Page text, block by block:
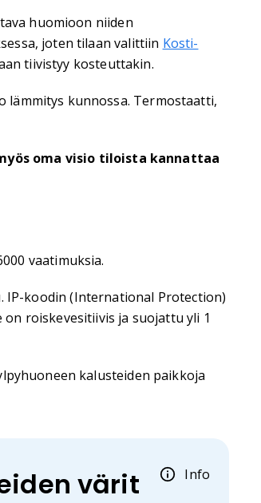
huomioon niiden
joten tilaan valittiin Kosti-
tiivistyy kosteuttakin.
lämmitys kunnossa. Termostaatti,
oma visio tiloista kannattaa
vaatimuksia.
koodin (International Protection)
roiskevesitiivis ja suojattu yli 1
kalusteiden paikkoja
Info
värit